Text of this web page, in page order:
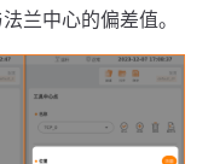
兰中心的偏差值。